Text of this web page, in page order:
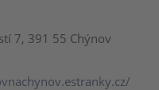
7, 391 55 Chýnov